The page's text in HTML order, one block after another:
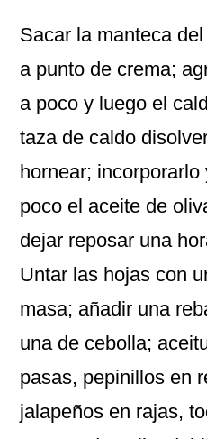
Sacar la manteca
a punto de crema;
a poco y luego el
taza de caldo
hornear;
poco el aceite de
dejar reposar una
Untar las hojas con
masa; añadir una
una de cebolla;
pasas, pepinillos en
jalapeños en rajas,